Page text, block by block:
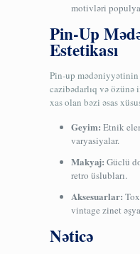
motivləri
Pin-Up
Estetikası
Pin-up mədəniyyətinin
cazibədarlıq və özünə
xas olan bəzi əsas
Geyim: Etnik
varyasiyalar.
Makyaj: Güclü
retro üslubları.
Aksesuarlar:
vintage zinet
Nəticə